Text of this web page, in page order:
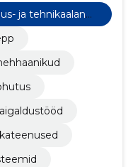
ja tehnikaalane